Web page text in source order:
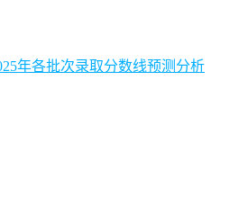
年各批次录取分数线预测分析